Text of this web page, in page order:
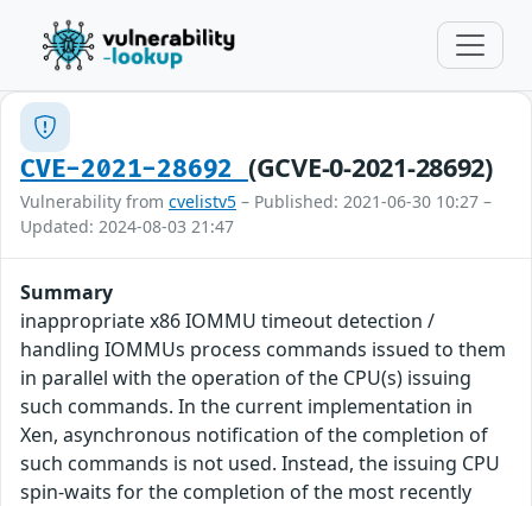
CVE-2021-28692 (GCVE-0-2021-28692)
Vulnerability from cvelistv5 – Published: 2021-06-30 10:27 –
Updated: 2024-08-03 21:47
Summary
inappropriate x86 IOMMU timeout detection /
handling IOMMUs process commands issued to them
in parallel with the operation of the CPU(s) issuing
such commands. In the current implementation in
Xen, asynchronous notification of the completion of
such commands is not used. Instead, the issuing CPU
spin-waits for the completion of the most recently